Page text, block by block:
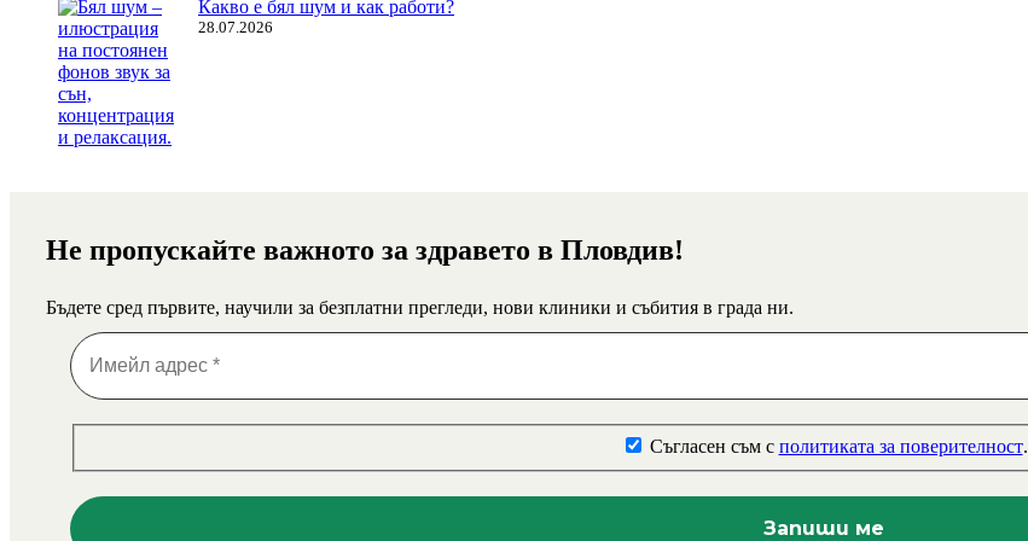
Какво е бял шум и как работи?
28.07.2026
Не пропускайте важното за здравето в Пловдив!
Бъдете сред първите, научили за безплатни прегледи, нови клиники и събития в града ни.
Съгласен съм с политиката за поверителност.